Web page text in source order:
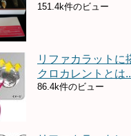
151.4k件のビュー
リファカラットに
クロカレントとは
86.4k件のビュー